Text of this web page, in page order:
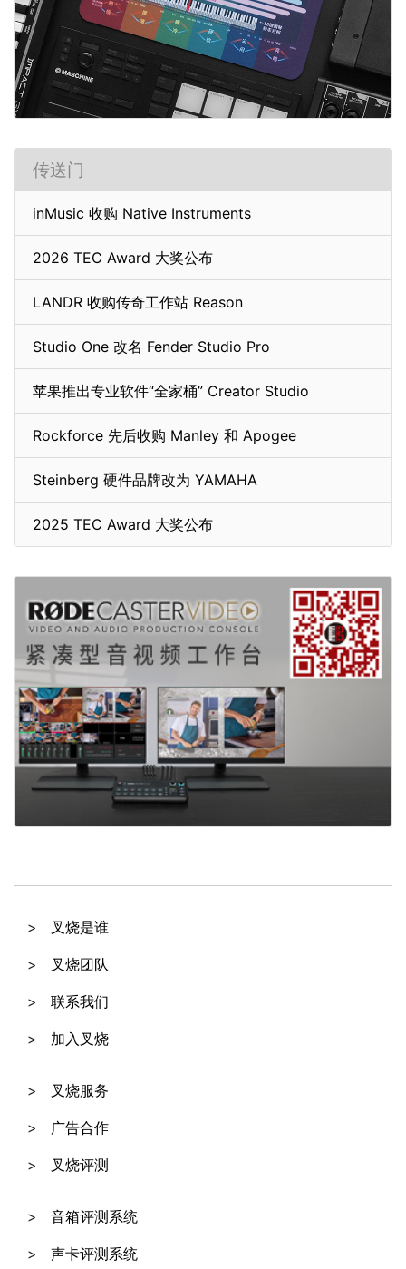
传送门
inMusic 收购 Native Instruments
2026 TEC Award 大奖公布
LANDR 收购传奇工作站 Reason
Studio One 改名 Fender Studio Pro
苹果推出专业软件“全家桶” Creator Studio
Rockforce 先后收购 Manley 和 Apogee
Steinberg 硬件品牌改为 YAMAHA
2025 TEC Award 大奖公布
叉烧是谁
叉烧团队
联系我们
加入叉烧
叉烧服务
广告合作
叉烧评测
音箱评测系统
声卡评测系统